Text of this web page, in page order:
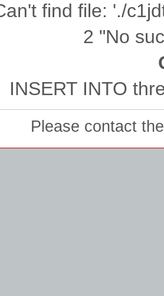
find file: './
2 "No
INSERT INTO
Please contact